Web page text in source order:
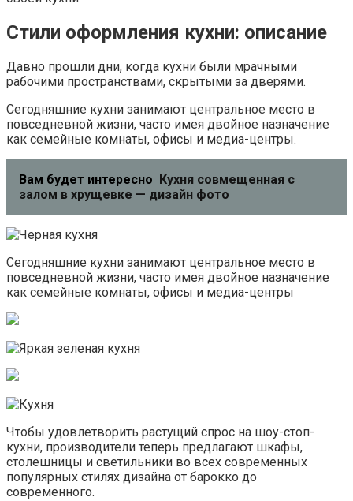
Стили оформления кухни: описание
Давно прошли дни, когда кухни были мрачными
рабочими пространствами, скрытыми за дверями.
Сегодняшние кухни занимают центральное место в
повседневной жизни, часто имея двойное назначение
как семейные комнаты, офисы и медиа-центры.
Вам будет интересно
Кухня совмещенная с
залом в хрущевке — дизайн фото
Сегодняшние кухни занимают центральное место в
повседневной жизни, часто имея двойное назначение
как семейные комнаты, офисы и медиа-центры
Чтобы удовлетворить растущий спрос на шоу-стоп-
кухни, производители теперь предлагают шкафы,
столешницы и светильники во всех современных
популярных стилях дизайна от барокко до
современного.